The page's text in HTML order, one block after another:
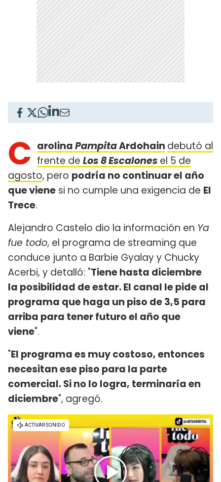
C arolinaPampitaArdohain debutó al
frente de Los 8 Escalones el 5 de
agosto, pero podría no continuar el año
que viene si no cumple una exigencia de El
Trece.
Alejandro Castelo dio la información en Ya
fue todo, el programa de streaming que
conduce junto a Barbie Gyalay y Chucky
Acerbi, y detalló: "Tiene hasta diciembre
la posibilidad de estar. El canal le pide al
programa que haga un piso de 3,5 para
arriba para tener futuro el año que
viene".
"El programa es muy costoso, entonces
necesitan ese piso para la parte
comercial. Si no lo logra, terminaría en
diciembre", agregó.